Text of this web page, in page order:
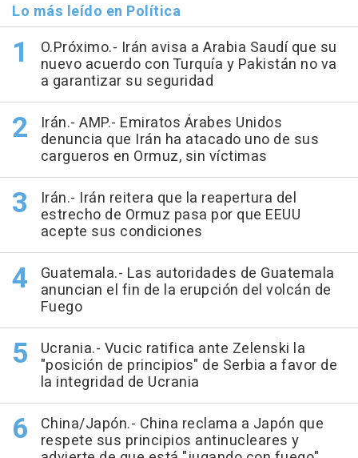
Lo más leído en Política
O.Próximo.- Irán avisa a Arabia Saudí que su
nuevo acuerdo con Turquía y Pakistán no va
a garantizar su seguridad
Irán.- AMP.- Emiratos Árabes Unidos
denuncia que Irán ha atacado uno de sus
cargueros en Ormuz, sin víctimas
Irán.- Irán reitera que la reapertura del
estrecho de Ormuz pasa por que EEUU
acepte sus condiciones
Guatemala.- Las autoridades de Guatemala
anuncian el fin de la erupción del volcán de
Fuego
Ucrania.- Vucic ratifica ante Zelenski la
"posición de principios" de Serbia a favor de
la integridad de Ucrania
China/Japón.- China reclama a Japón que
respete sus principios antinucleares y